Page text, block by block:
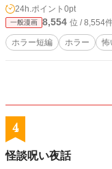
24h.ポイント 0pt
一般漫画 8,554 位 / 8,554
ホラー短編 ホラー 怖
4
怪談呪い夜話